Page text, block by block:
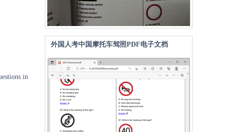
in
外国人考中国摩托车驾照PDF电子文档